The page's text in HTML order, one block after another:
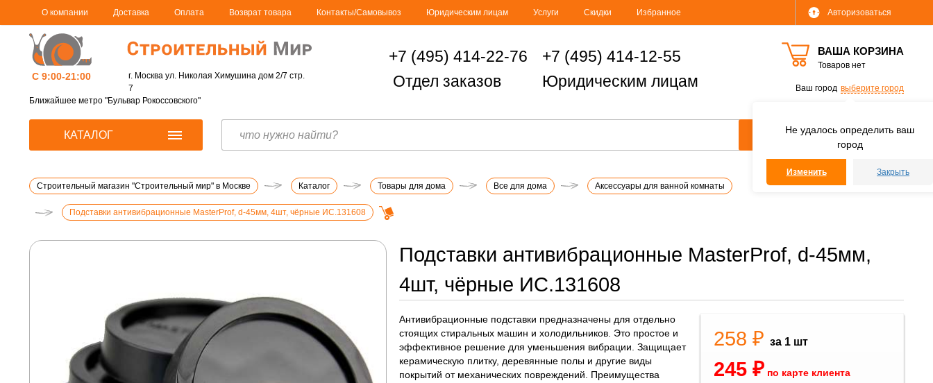
Не удалось определить ваш
город
Изменить Закрыть
Авторизоваться
О компании Доставка Оплата Возврат товара Контакты/Самовывоз Юридическим лицам Услуги Скидки Избранное
ВАША КОРЗИНА
Товаров нет
Ваш город выберите город
С 9:00-21:00
г. Москва ул. Николая Химушина дом 2/7 стр.
7
Ближайшее метро "Бульвар Рокоссовского"
+7 (495) 414-22-76
Отдел заказов
+7 (495) 414-12-55
Юридическим лицам
КАТАЛОГ
Строительный магазин "Строительный мир" в Москве Каталог Товары для дома Все для дома Аксессуары для ванной комнаты
Подставки антивибрационные MasterProf, d-45мм, 4шт, чёрные ИС.131608
Подставки антивибрационные MasterProf, d-45мм,
4шт, чёрные ИС.131608
Антивибрационные подставки предназначены для отдельно
стоящих стиральных машин и холодильников. Это простое и
эффективное решение для уменьшения вибрации. Защищает
керамическую плитку, деревянные полы и другие виды
покрытий от механических повреждений. Преимущества
258 ₽за 1 шт
245 ₽ по карте клиента